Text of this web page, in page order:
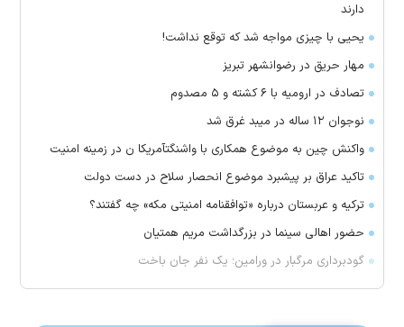
دارند
یحیی با چیزی مواجه شد که توقع نداشت!
مهار حریق در رضوانشهر تبریز
تصادف در ارومیه با ۶ کشته و ۵ مصدوم
نوجوان ۱۲ ساله در میبد غرق شد
واکنش چین به موضوع همکاری با واشنگتآمریکا ن در زمینه امنیت
تاکید عراق بر پیشبرد موضوع انحصار سلاح در دست دولت
ترکیه و عربستان درباره «توافقنامه امنیتی مکه» چه گفتند؟
حضور اهالی سینما در بزرگداشت مریم همتیان
گودبرداری مرگبار در ورامین؛ یک نفر جان باخت